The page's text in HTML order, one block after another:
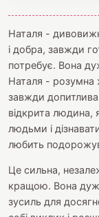
Наталя -
і добра, завжди
потребує. Вона
Наталя - розумна
завжди допитлива
відкрита людина,
людьми і
любить
Це сильна,
кращою. Вона
зусиль для